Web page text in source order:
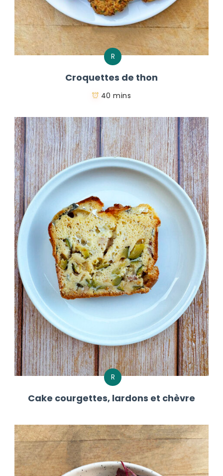
R
Croquettes de thon
40 mins
R
Cake courgettes, lardons et chèvre